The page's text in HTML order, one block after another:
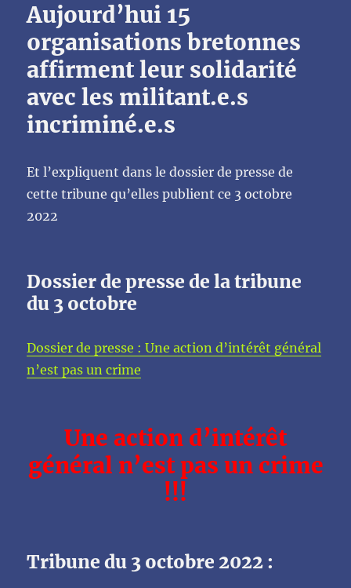
Aujourd’hui 15
organisations bretonnes
affirment leur solidarité
avec les militant.e.s
incriminé.e.s
Et l’expliquent dans le dossier de presse de
cette tribune qu’elles publient ce 3 octobre
2022
Dossier de presse de la tribune
du 3 octobre
Dossier de presse : Une action d’intérêt général
n’est pas un crime
Une action d’intérêt
général n’est pas un crime
!!!
Tribune du 3 octobre 2022 :